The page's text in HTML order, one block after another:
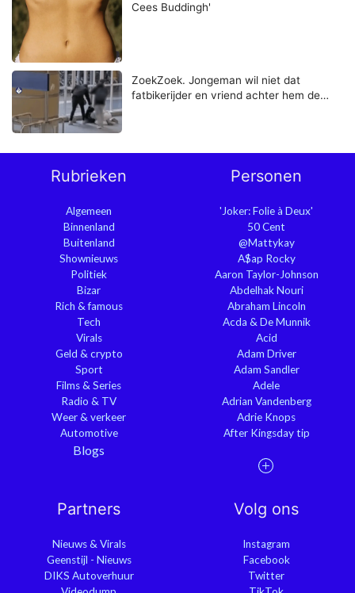
Cees Buddingh'
ZoekZoek. Jongeman wil niet dat
fatbikerijder en vriend achter hem de…
Rubrieken
Algemeen
Binnenland
Buitenland
Shownieuws
Politiek
Bizar
Rich & famous
Tech
Virals
Geld & crypto
Sport
Films & Series
Radio & TV
Weer & verkeer
Automotive
Blogs
Personen
'Joker: Folie à Deux'
50 Cent
@Mattykay
A$ap Rocky
Aaron Taylor-Johnson
Abdelhak Nouri
Abraham Lincoln
Acda & De Munnik
Acid
Adam Driver
Adam Sandler
Adele
Adrian Vandenberg
Adrie Knops
After Kingsday tip
Partners
Nieuws & Virals
Geenstijl - Nieuws
DIKS Autoverhuur
Volg ons
Instagram
Facebook
Twitter